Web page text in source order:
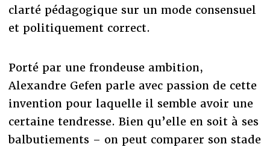
clarté pédagogique sur un mode consensuel
et politiquement correct.
Porté par une frondeuse ambition,
Alexandre Gefen parle avec passion de cette
invention pour laquelle il semble avoir une
certaine tendresse. Bien qu’elle en soit à ses
balbutiements – on peut comparer son stade